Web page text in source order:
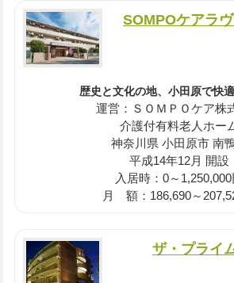
SOMPOケアラ
歴史と文化の地、小田原で快
運営：ＳＯＭＰＯケア株
介護付有料老人ホー
神奈川県 小田原市 南
平成14年12月 開設
入居時：0～1,250,000
月 額：186,690～
ザ・プライ